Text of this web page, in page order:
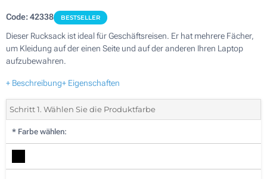
Code:42338 BESTSELLER
Dieser Rucksack ist ideal für Geschäftsreisen. Er hat mehrere Fächer,
um Kleidung auf der einen Seite und auf der anderen Ihren Laptop
aufzubewahren.
+ Beschreibung+ Eigenschaften
Schritt 1. Wählen Sie die Produktfarbe
* Farbe wählen: